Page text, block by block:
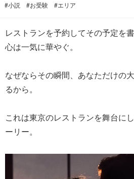
#小説 #お受験 #エリア
レストランを予約してその予定を
心は一気に華やぐ。
なぜならその瞬間、あなただけの
るから。
これは東京のレストランを舞台に
ーリー。